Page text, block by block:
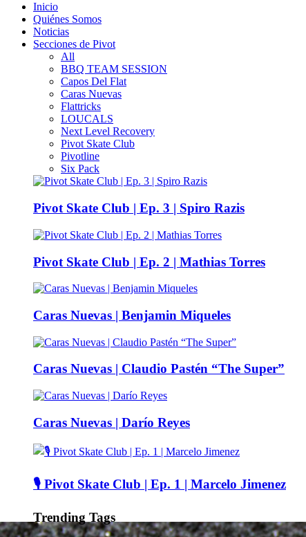
Inicio
Quiénes Somos
Noticias
Secciones de Pivot
All
BBQ TEAM SESSION
Capos Del Flat
Caras Nuevas
Flattricks
LOUCALS
Next Level Recovery
Pivot Skate Club
Pivotline
Six Pack
Pivot Skate Club | Ep. 3 | Spiro Razis
Pivot Skate Club | Ep. 2 | Mathias Torres
Caras Nuevas | Benjamin Miqueles
Caras Nuevas | Claudio Pastén “The Super”
Caras Nuevas | Darío Reyes
🎙️ Pivot Skate Club | Ep. 1 | Marcelo Jimenez
Trending Tags